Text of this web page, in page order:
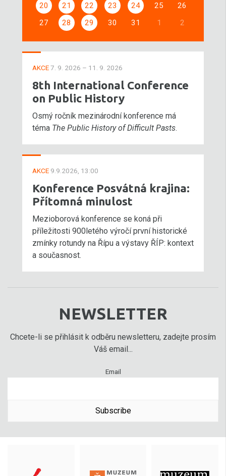
20
21 22 23 24 25
26
27
28 29 30 31 1 2
AKCE7. 9. 2026 – 11. 9. 2026
8th International Conference
on Public History
Osmý ročník mezinárodní konference má
téma The Public History of Difficult Pasts.
AKCE 9.9.2026, 13:00
Konference Posvátná krajina:
Přítomná minulost
Mezioborová konference se koná při
příležitosti 900letého výročí první historické
zmínky rotundy na Řípu a výstavy ŘÍP: kontext
a současnost.
NEWSLETTER
Chcete-li se přihlásit k odběru newsletteru, zadejte prosím
Váš email...
Email
Subscribe